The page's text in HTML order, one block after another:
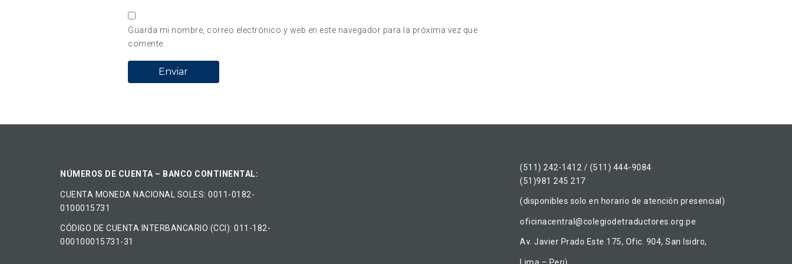
Guarda mi nombre, correo electrónico y web en este navegador para la próxima vez que
comente.
NÚMEROS DE CUENTA – BANCO CONTINENTAL:
CUENTA MONEDA NACIONAL​ ​SOLES​: 0011-0182-
0100015731
CÓDIGO DE CUENTA INTERBANCARIO (CCI): 011-182-
000100015731-31
(511) 242-1412 / (511) 444-9084
(51)981 245 217
(disponibles solo en horario de atención presencial)
oficinacentral@colegiodetraductores.org.pe
Av. Javier Prado Este 175, Ofic. 904, San Isidro,
Lima – Perú